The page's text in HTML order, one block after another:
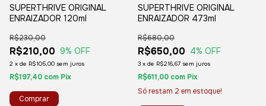
SUPERTHRIVE ORIGINAL
ENRAIZADOR 120ml
R$210,00
R$230,00
9% OFF
2 x de R$105,00 sem juros
R$197,40 com Pix
SUPERTHRIVE ORIGINAL
ENRAIZADOR 473ml
R$650,00
R$680,00
4% OFF
3 x de R$216,67 sem juros
R$611,00 com Pix
Só restam 2 em estoque!